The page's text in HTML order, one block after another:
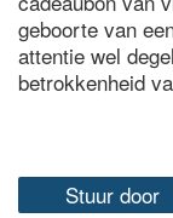
geboorte van
attentie wel
betrokkenheid
Stuur door